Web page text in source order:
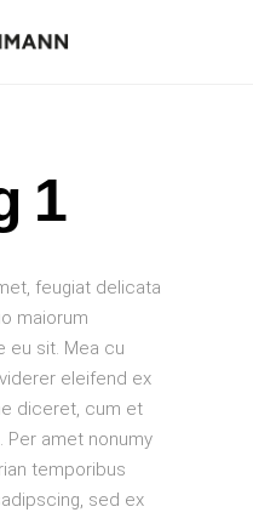
1
feugiat delicata
maiorum
eu sit. Mea cu
eleifend ex
diceret, cum et
Per amet nonumy
temporibus
sed ex